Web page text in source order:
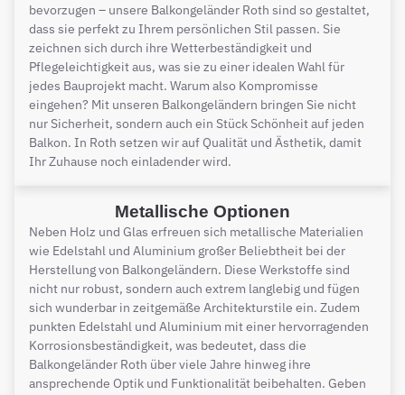
bevorzugen – unsere Balkongeländer Roth sind so gestaltet,
dass sie perfekt zu Ihrem persönlichen Stil passen. Sie
zeichnen sich durch ihre Wetterbeständigkeit und
Pflegeleichtigkeit aus, was sie zu einer idealen Wahl für
jedes Bauprojekt macht. Warum also Kompromisse
eingehen? Mit unseren Balkongeländern bringen Sie nicht
nur Sicherheit, sondern auch ein Stück Schönheit auf jeden
Balkon. In Roth setzen wir auf Qualität und Ästhetik, damit
Ihr Zuhause noch einladender wird.
Metallische Optionen
Neben Holz und Glas erfreuen sich metallische Materialien
wie Edelstahl und Aluminium großer Beliebtheit bei der
Herstellung von Balkongeländern. Diese Werkstoffe sind
nicht nur robust, sondern auch extrem langlebig und fügen
sich wunderbar in zeitgemäße Architekturstile ein. Zudem
punkten Edelstahl und Aluminium mit einer hervorragenden
Korrosionsbeständigkeit, was bedeutet, dass die
Balkongeländer Roth über viele Jahre hinweg ihre
ansprechende Optik und Funktionalität beibehalten. Geben